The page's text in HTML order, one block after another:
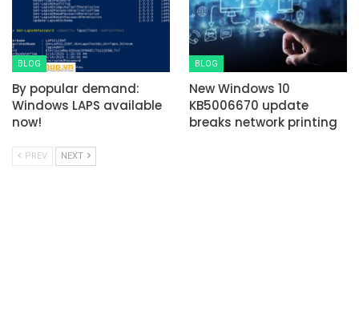
BLOG
By popular demand:
Windows LAPS available
now!
BLOG
New Windows 10
KB5006670 update
breaks network printing
PREV NEXT